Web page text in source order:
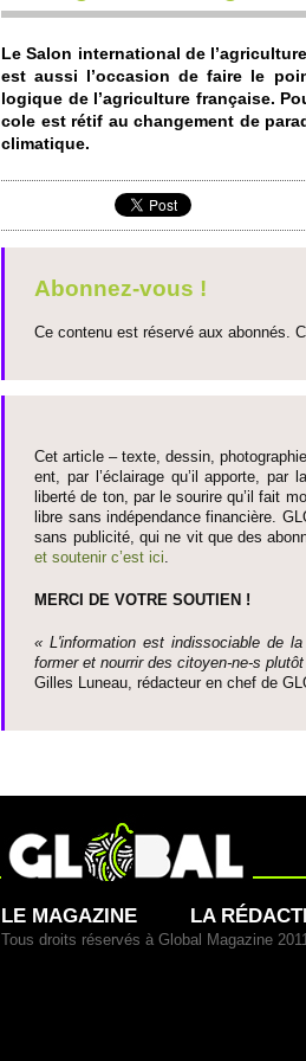
Le Salon inte­rnati­onal de
est aussi l’occasion de faire le
logique de l’agri­culture française.
cole est rétif au change­ment de
climatique.
Abonnez-vous !
Ce contenu est réservé aux abonnés.
Cet article – texte, dessin,
ent, par l’éclairage qu’il appo­rte, par
liberté de ton, par le so­urire qu’il fait
libre sans indépendance financière.
sans publi­cité, qui ne vit que des
et so­utenir c’est ici.
MERCI DE VOTRE SO­UTIEN !
« L'information est indisso­ci­able de
former et nourrir des ci­to­yen-ne-s
Gi­lles Luneau, rédacteur en chef de
LE MAGAZINE LA
Tous droits réservés à Global Magazine